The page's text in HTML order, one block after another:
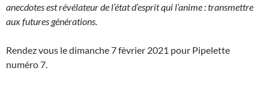
anecdotes est révélateur de l’état d’esprit qui l’anime : transmettre
aux futures générations.
Rendez vous le dimanche 7 fèvrier 2021 pour Pipelette
numéro 7.